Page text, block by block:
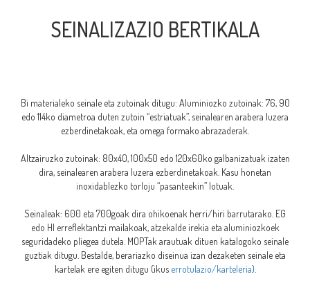
SEINALIZAZIO BERTIKALA
Bi materialeko seinale eta zutoinak ditugu: Aluminiozko zutoinak: 76, 90
edo 114ko diametroa duten zutoin “estriatuak”, seinalearen arabera luzera
ezberdinetakoak, eta omega formako abrazaderak.
Altzairuzko zutoinak: 80x40, 100x50 edo 120x60ko galbanizatuak izaten
dira, seinalearen arabera luzera ezberdinetakoak. Kasu honetan
inoxidablezko torloju “pasanteekin” lotuak.
Seinaleak: 600 eta 700goak dira ohikoenak herri/hiri barrutarako. EG
edo HI erreflektantzi mailakoak, atzekalde irekia eta aluminiozkoek
seguridadeko pliegea dutela. MOPTak arautuak dituen katalogoko seinale
guztiak ditugu. Bestalde, berariazko diseinua izan dezaketen seinale eta
kartelak ere egiten ditugu (ikus errotulazio/karteleria)